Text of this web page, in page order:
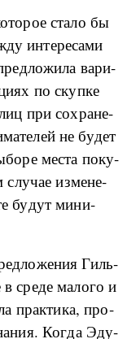
ста­ло бы
ин­те­ре­са­ми
ва­ри­
по ску­п­ке
при со­хра­не­
не бу­дет
ме­ста по­ку­
слу­чае из­ме­не­
бу­дут ми­ни­
Гиль­
сре­де ма­ло­го и
пра­к­ти­ка, про­
Ко­г­да Эду­